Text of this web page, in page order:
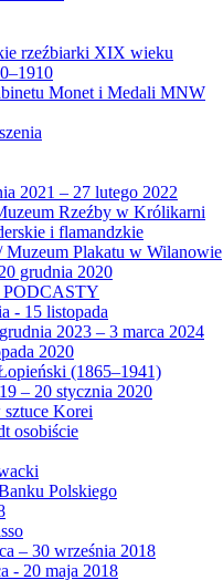
rzeźbiarki XIX wieku
Monet i Medali MNW
2021 – 27 lutego 2022
Rzeźby w Królikarni
i flamandzkie
Muzeum Plakatu w Wilanowie
grudnia 2020
PODCASTY
- 15 listopada
2023 – 3 marca 2024
2020
(1865–1941)
– 20 stycznia 2020
Korei
osobiście
Polskiego
– 30 września 2018
- 20 maja 2018